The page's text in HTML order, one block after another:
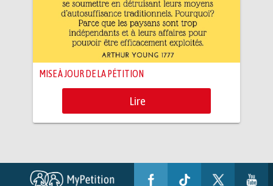
MISE À JOUR DE LA PÉTITION
Lire